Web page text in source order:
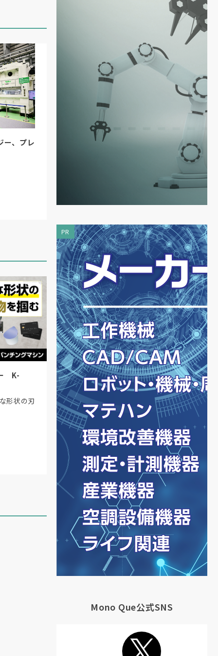
ー、プレ
K-
形状の刃
PR
Mono Que公式SNS